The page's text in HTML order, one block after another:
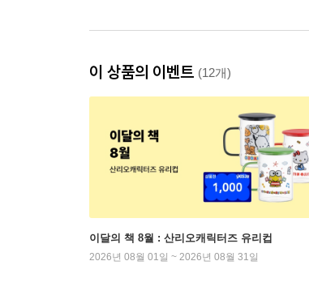
이 상품의 이벤트 (12개)
이달의 책 8월 : 산리오캐릭터즈 유리컵
2026년 08월 01일 ~ 2026년 08월 31일